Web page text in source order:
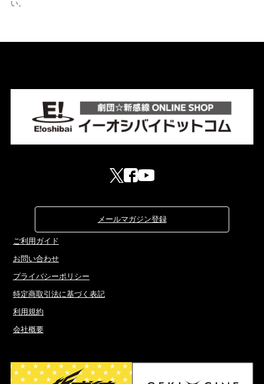
い。
メールマガジン登録
ご利用ガイド
お問い合わせ
プライバシーポリシー
特定商取引法に基づく表記
利用規約
会社概要